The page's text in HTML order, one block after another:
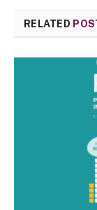
RELATED